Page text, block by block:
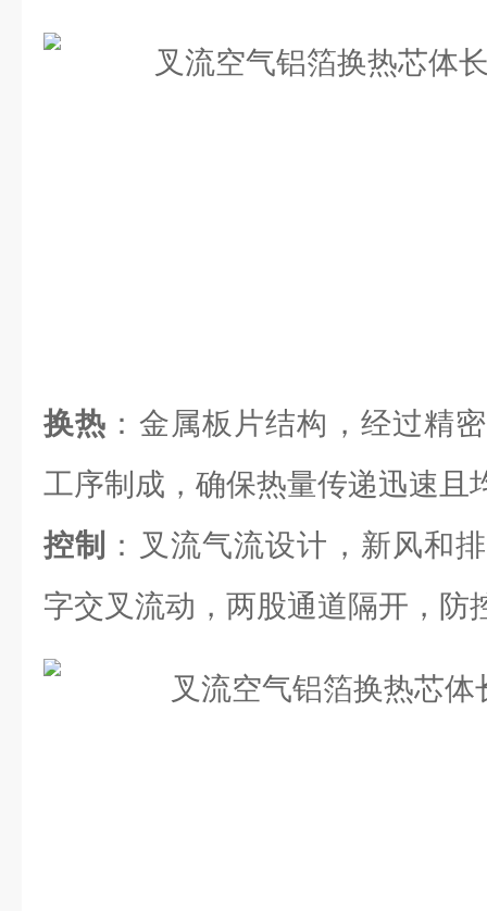
换热 ：金属板片结构，经过精
工序制成，确保热量传递迅速且
控制
：叉流气流设计，新风和
字交叉流动，两股通道隔开，防